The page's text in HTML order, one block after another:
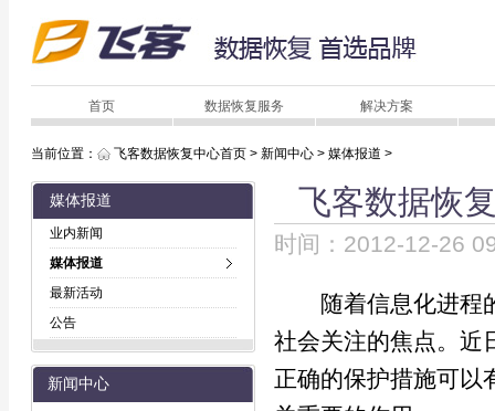
首页 数据恢复服务 解决方案
当前位置： 飞客数据恢复中心首页 > 新闻中心 > 媒体报道 >
媒体报道
业内新闻
媒体报道
最新活动
公告
新闻中心
飞客数据恢
时间：2012-12-26
随着信息化进程的
社会关注的焦点。近
正确的保护措施可以